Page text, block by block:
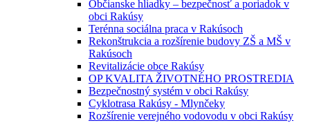
Občianske hliadky – bezpečnosť a poriadok v
obci Rakúsy
Terénna sociálna praca v Rakúsoch
Rekonštrukcia a rozšírenie budovy ZŠ a MŠ v
Rakúsoch
Revitalizácie obce Rakúsy
OP KVALITA ŽIVOTNÉHO PROSTREDIA
Bezpečnostný systém v obci Rakúsy
Cyklotrasa Rakúsy - Mlynčeky
Rozšírenie verejného vodovodu v obci Rakúsy